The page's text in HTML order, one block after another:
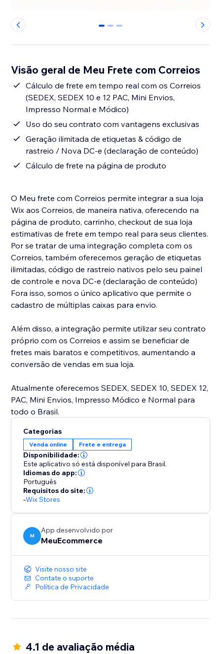
0 1 2
Visão geral de Meu Frete com Correios
Cálculo de frete em tempo real com os Correios
(SEDEX, SEDEX 10 e 12 PAC, Mini Envios,
Impresso Normal e Módico)
Uso do seu contrato com vantagens exclusivas
Geração ilimitada de etiquetas & código de
rastreio / Nova DC-e (declaração de conteúdo)
Cálculo de frete na página de produto
O Meu frete com Correios permite integrar a sua loja
Wix aos Correios, de maneira nativa, oferecendo na
página de produto, carrinho, checkout de sua loja
estimativas de frete em tempo real para seus clientes.
Por se tratar de uma integração completa com os
Correios, também oferecemos geração de etiquetas
ilimitadas, código de rastreio nativos pelo seu painel
de controle e nova DC-e (declaração de conteúdo)
Fora isso, somos o único aplicativo que permite o
cadastro de múltiplas caixas para envio.
Além disso, a integração permite utilizar seu contrato
próprio com os Correios e assim se beneficiar de
fretes mais baratos e competitivos, aumentando a
conversão de vendas em sua loja.
Atualmente oferecemos SEDEX, SEDEX 10, SEDEX 12,
PAC, Mini Envios, Impresso Módico e Normal para
todo o Brasil.
Categorias
Venda online Frete e entrega
Disponibilidade:
Este aplicativo só está disponível para Brasil.
Idiomas do app:
Português
Requisitos do site:
-Wix Stores
M
App desenvolvido por
MeuEcommerce
Visite nosso site
Contate o suporte
Política de Privacidade
4.1 de avaliação média